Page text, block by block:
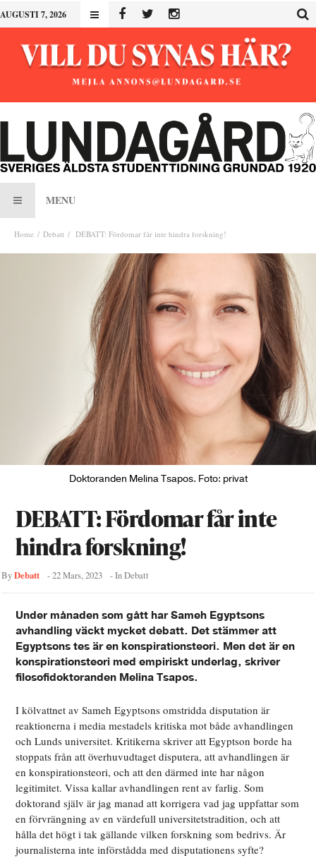
AUGUSTI 7, 2026
MENU
Home Debatt DEBATT: Fördomar får inte hindra forskning!
Doktoranden Melina Tsapos. Foto: privat
DEBATT: Fördomar får inte
hindra forskning!
ByDebatt -22 Mars, 2023 - InDebatt
Under månaden som gått har Sameh Egyptsons
avhandling väckt mycket debatt. Det stämmer att
Egyptsons tes är en konspirationsteori. Men det är en
konspirationsteori med empiriskt underlag, skriver
filosofidoktoranden Melina Tsapos.
I kölvattnet av Sameh Egyptsons omstridda disputation är
reaktionerna i media mestadels kritiska mot både avhandlingen
och Lunds universitet. Kritikerna skriver att Egyptson borde ha
stoppats från att överhuvudtaget disputera, att avhandlingen är
en konspirationsteori, och att den därmed inte har någon
legitimitet. Vissa kallar avhandlingen rent av farlig. Som
doktorand själv är jag manad att korrigera vad jag uppfattar som
en förvrängning av en värdefull universitetstradition, och att
hålla det högt i tak gällande vilken forskning som bedrivs. Är
journalisterna inte införstådda med disputationens syfte?